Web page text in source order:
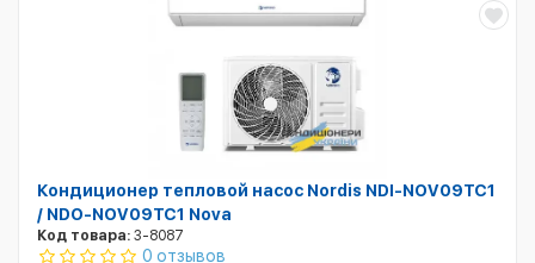
Кондиционер тепловой насос Nordis NDI-NOV09TC1
/ NDO-NOV09TC1 Nova
Код товара: 3-8087
0 отзывов